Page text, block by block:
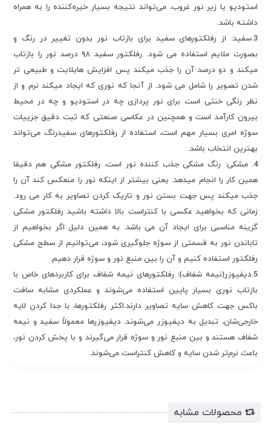
استودیو یا زیر نور غروب، می‌تواند نتیجه بسیار خیره‌کننده را به همراه
داشته باشد.
3.سفید: از رفلکتورهای سفید برای بازتاب نور بدون تغییر در رنگ و
بصورت ملایم استفاده می شود. رفلکتور سفید ۹۸ درصد نور را بازتاب
میکند و دو درصد آن را جذب میکند پس افزایش هایلایت و طبیعی تر
شدن تصویر را شامل می شود. از آنجا که نوری که ایجاد میکند نرم و از
نظر رنگی خنثی است برای نور پردازی چه در استودیو و چه در محیط
بیرون کارآمد است و همچنین در عکاسی صنعتی که ثبت دقیق جزییات
سوژه امری بسیار مهم است، استفاده از رفلکتور‌های سفیدرنگ می‌تواند
بهترین انتخاب باشد.
4. مشکی: رنگ مشکی جذب کننده نور است. رفلکتور مشکی هم دقیقا
همین کار را انجام میدهد. یعنی بیشتر از اینکه نور را منعکس کند آن را
جذب میکند پس جهت بستن نور و تاریک کردن تصاویر به کار می رود.
زمانی که بخواهید عکسی با کنتراست بالا داشته باشید رفلکتور مشکی
گزینه مناسبی برای ایجاد آن می باشد. به همین دلیل اگر بخواهیم از
تاباندن نور به قسمتی از سوژه جلوگیری شود، می‌توانیم از سطح مشکی
رفلکتور استفاده کنیم و آن را بین منبع نور و سوژه قرار دهیم.
5.دیفیوزر(نیمه شفاف): رفلکتورهای نیمه شفاف برای کاربردهای خاص با
بازتاب نوری بسیار پایین استفاده می‌شوند و عملکردی مشابه سافت
باکس جهت کاهش سایه تصاویر دارند.اکثر رفلکتور‌ها، با جدا کردن لایه
خارجی‌شان، تبدیل به دیفیوزر می‌شوند. دیفیوزر‌ها معمولاً سفید و نیمه
شفاف هستند و بین منبع نور و سوژه قرار می‌گیرند و با پخش کردن نور،
باعث نرم‌تر شدن سایه و کاهش کنتراست می‌شوند.
محصولات مشابه